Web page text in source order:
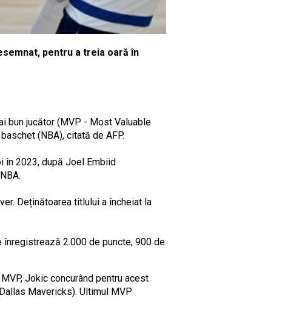
pentru a treia oară în
bun jucător (MVP - Most Valuable
(NBA), citată de AFP.
în 2023, după Joel Embiid
Deținătoarea titlului a încheiat la
înregistrează 2.000 de puncte, 900 de
Jokic concurând pentru acest
Mavericks). Ultimul MVP